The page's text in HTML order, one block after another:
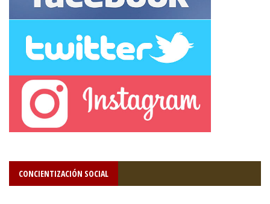
CONCIENTIZACIÓN SOCIAL